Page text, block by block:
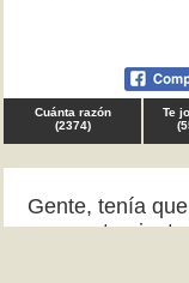
Cuánta razón
(2374)
Te
(
Gente, tenía